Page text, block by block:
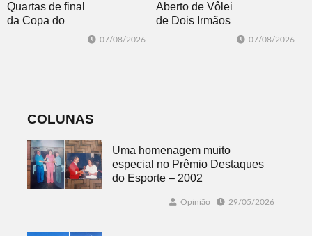
Quartas de final
da Copa do
Brasil 2026: veja
07/08/2026
Aberto de Vôlei
de Dois Irmãos
07/08/2026
COLUNAS
Uma homenagem muito
especial no Prêmio Destaques
do Esporte – 2002
Opinião 29/05/2026